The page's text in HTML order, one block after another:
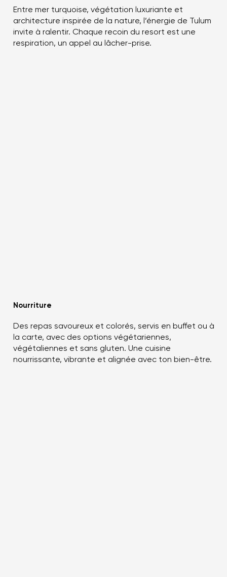
Entre mer turquoise, végétation luxuriante et
architecture inspirée de la nature, l’énergie de Tulum
invite à ralentir. Chaque recoin du resort est une
respiration, un appel au lâcher-prise.
Nourriture
Des repas savoureux et colorés, servis en buffet ou à
la carte, avec des options végétariennes,
végétaliennes et sans gluten. Une cuisine
nourrissante, vibrante et alignée avec ton bien-être.